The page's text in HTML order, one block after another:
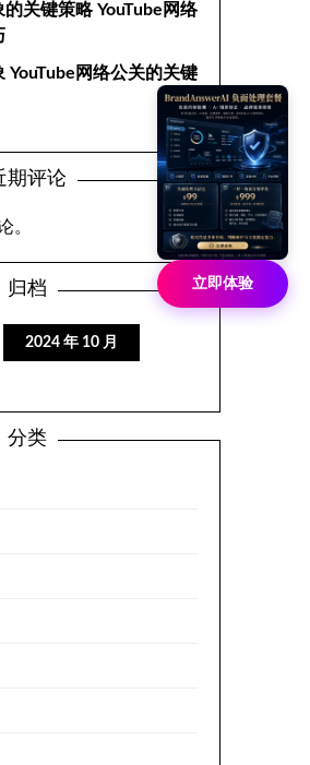
关键策略 YouTube网络
YouTube网络公关的关键
期评论
。
归档
2024 年 10 月
分类
立即体验